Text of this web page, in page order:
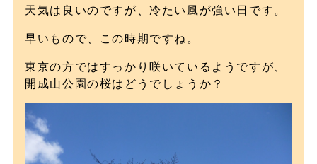
天気は良いのですが、冷たい風が強い日です。
早いもので、この時期ですね。
東京の方ではすっかり咲いているようですが、
開成山公園の桜はどうでしょうか？